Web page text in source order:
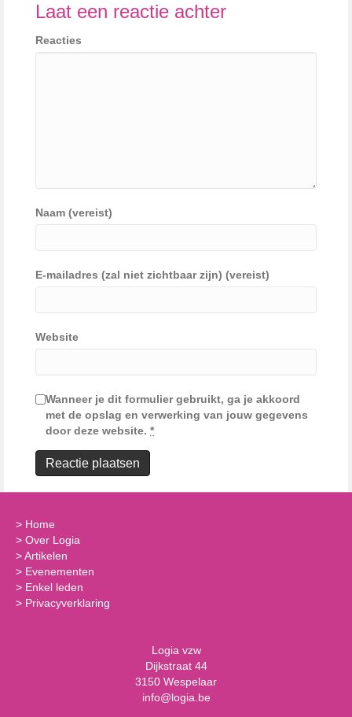
Laat een reactie achter
Reacties
Naam (vereist)
E-mailadres (zal niet zichtbaar zijn) (vereist)
Website
Wanneer je dit formulier gebruikt, ga je akkoord
met de opslag en verwerking van jouw gegevens
door deze website. *
> Home
> Over Logia
>Artikelen
> Evenementen
> Enkel leden
> Privacyverklaring
Logia vzw
Dijkstraat 44
3150 Wespelaar
info@logia.be